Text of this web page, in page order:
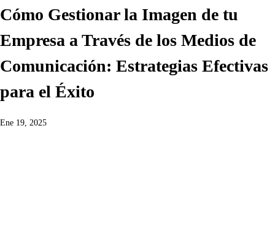
Cómo Gestionar la Imagen de tu
Empresa a Través de los Medios de
Comunicación: Estrategias Efectivas
para el Éxito
Ene 19, 2025